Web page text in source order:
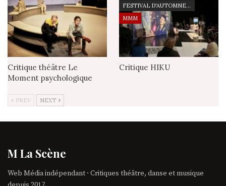
Critique théâtre Le
Moment psychologique
FESTIVAL D'AUTOMNE À PARIS
MMM
Critique HIKU
PREV NEXT
M La Scène
Web Média indépendant · Critiques théâtre, danse et musique